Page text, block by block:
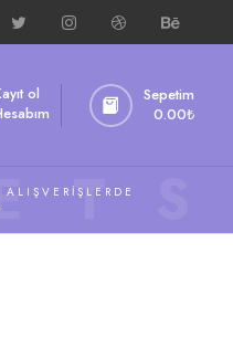
ol
Sepetim
0.00₺